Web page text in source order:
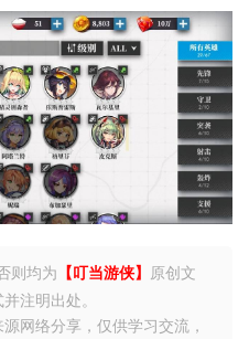
则均为 【叮当游侠】
原创文
注明出处。
网络分享，仅供学习交流，